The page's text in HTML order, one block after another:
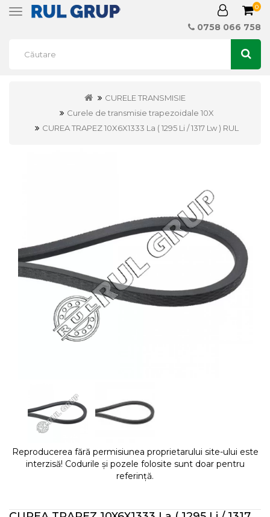
Toggle
0
0758 066 758
CURELE TRANSMISIE
Curele de transmisie trapezoidale 10X
CUREA TRAPEZ 10X6X1333 La ( 1295 Li / 1317 Lw ) RUL
Reproducerea fără permisiunea proprietarului site-ului este
interzisă! Codurile și pozele folosite sunt doar pentru
referință.